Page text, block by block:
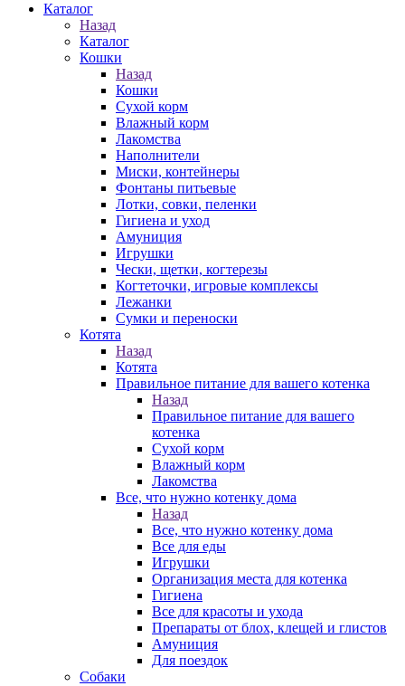
Каталог
Назад
Каталог
Кошки
Назад
Кошки
Сухой корм
Влажный корм
Лакомства
Наполнители
Миски, контейнеры
Фонтаны питьевые
Лотки, совки, пеленки
Гигиена и уход
Амуниция
Игрушки
Чески, щетки, когтерезы
Когтеточки, игровые комплексы
Лежанки
Сумки и переноски
Котята
Назад
Котята
Правильное питание для вашего котенка
Назад
Правильное питание для вашего
котенка
Сухой корм
Влажный корм
Лакомства
Все, что нужно котенку дома
Назад
Все, что нужно котенку дома
Все для еды
Игрушки
Организация места для котенка
Гигиена
Все для красоты и ухода
Препараты от блох, клещей и глистов
Амуниция
Для поездок
Собаки